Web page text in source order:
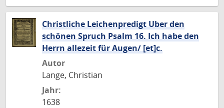
Christliche Leichenpredigt Uber den
schönen Spruch Psalm 16. Ich habe den
Herrn allezeit für Augen/ [et]c.
Autor
Lange, Christian
Jahr:
1638